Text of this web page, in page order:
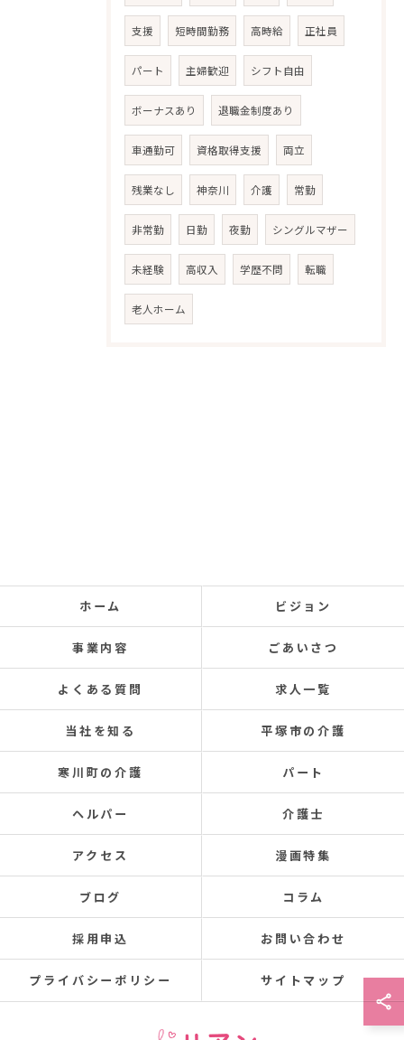
支援 短時間勤務 高時給 正社員
パート 主婦歓迎 シフト自由
ボーナスあり 退職金制度あり
車通勤可 資格取得支援 両立
残業なし 神奈川 介護 常勤
非常勤 日勤 夜勤 シングルマザー
未経験 高収入 学歴不問 転職
老人ホーム
ホーム ビジョン
事業内容 ごあいさつ
よくある質問 求人一覧
当社を知る 平塚市の介護
寒川町の介護 パート
ヘルパー 介護士
アクセス 漫画特集
ブログ コラム
採用申込 お問い合わせ
プライバシーポリシー サイトマップ